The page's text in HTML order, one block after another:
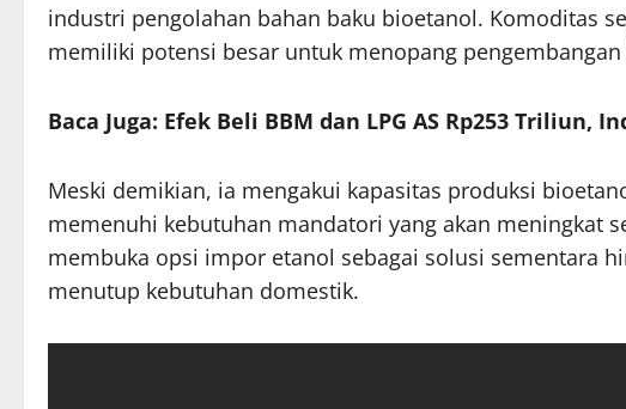
industri pengolahan bahan baku bioetanol. Komoditas
memiliki potensi besar untuk menopang
Baca Juga: Efek Beli BBM dan LPG AS Rp253
Meski demikian, ia mengakui kapasitas produksi
memenuhi kebutuhan mandatori yang akan meningkat
membuka opsi impor etanol sebagai solusi sementara
menutup kebutuhan domestik.